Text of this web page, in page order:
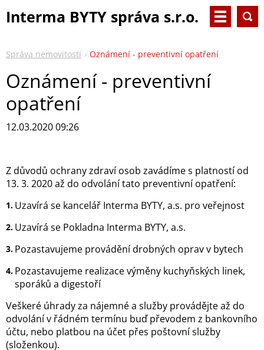
Interma BYTY správa s.r.o.
Správa nemovitostí Oznámení - preventivní opatření
Oznámení - preventivní
opatření
12.03.2020 09:26
Z důvodů ochrany zdraví osob zavádíme s platností od
13. 3. 2020 až do odvolání tato preventivní opatření:
Uzavírá se kancelář Interma BYTY, a.s. pro veřejnost
Uzavírá se Pokladna Interma BYTY, a.s.
Pozastavujeme provádění drobných oprav v bytech
Pozastavujeme realizace výměny kuchyňských linek,
sporáků a digestoří
Veškeré úhrady za nájemné a služby provádějte až do
odvolání v řádném termínu buď převodem z bankovního
účtu, nebo platbou na účet přes poštovní služby
(složenkou).